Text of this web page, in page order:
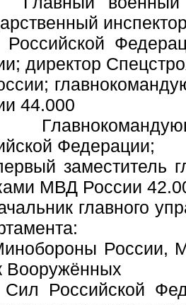
директор
44.000
Федерации;
заместитель
МВД России
главного
России,
Вооружённых
Российской